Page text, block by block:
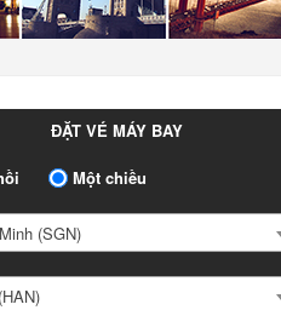
ĐẶT VÉ MÁY BAY
Một chiều
(SGN)